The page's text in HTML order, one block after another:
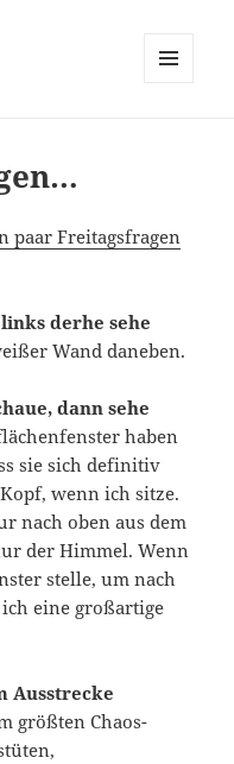
paar Freitagsfragen
derhe sehe
Wand daneben.
dann sehe
haben
sie sich definitiv
wenn ich sitze.
nach oben aus dem
der Himmel. Wenn
stelle, um nach
eine großartige
Ausstrecke
größten Chaos-